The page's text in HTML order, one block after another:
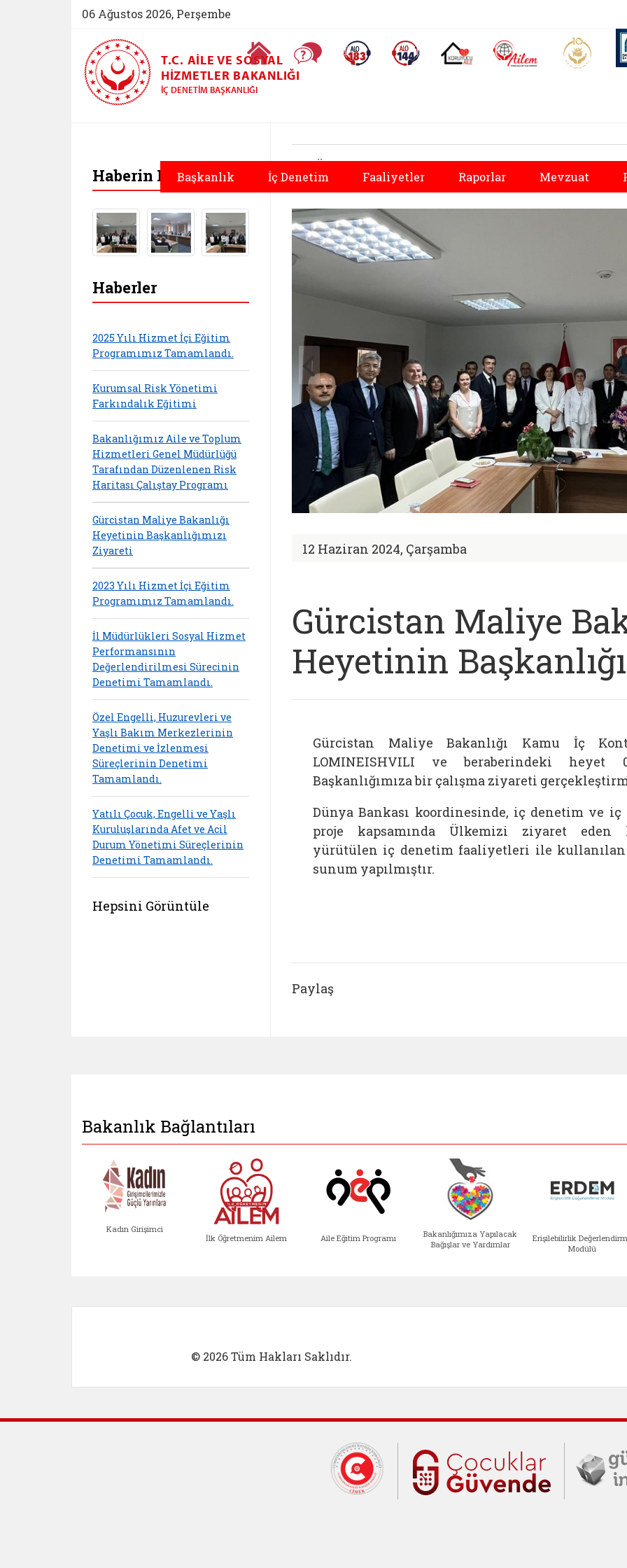
06 Ağustos 2026, Perşembe
Ana Sayfa Sıkça Sorulan SorularAlo 183 (yeni sekmede açılır)Alo 144 (yeni sekmede açılır)Koruyucu Aile (yeni sekmede açılır)
AİLEM İletişim Aile ve
T.C. AILE VE SOSYAL
HIZMETLER BAKANLIĞI
İÇ DENETIM BAŞKANLIĞI
Başkanlık İç Denetim Faaliyetler Raporlar Mevzuat
Önceki
12 Haziran 2024, Çarşamba
Gürcistan Maliye
Heyetinin
Gürcistan Maliye Bakanlığı Kamu İç
LOMINEISHVILI ve beraberindeki
Başkanlığımıza bir çalışma ziyareti
Dünya Bankası koordinesinde, iç denetim ve
proje kapsamında Ülkemizi ziyaret eden
yürütülen iç denetim faaliyetleri ile
sunum yapılmıştır.
Paylaş
Haberin Fotoğrafları
Haberler
2025 Yılı Hizmet İçi Eğitim
Programımız Tamamlandı.
Kurumsal Risk Yönetimi
Farkındalık Eğitimi
Bakanlığımız Aile ve Toplum
Hizmetleri Genel Müdürlüğü
Tarafından Düzenlenen Risk
Haritası Çalıştay Programı
Gürcistan Maliye Bakanlığı
Heyetinin Başkanlığımızı
Ziyareti
2023 Yılı Hizmet İçi Eğitim
Programımız Tamamlandı.
İl Müdürlükleri Sosyal Hizmet
Performansının
Değerlendirilmesi Sürecinin
Denetimi Tamamlandı.
Özel Engelli, Huzurevleri ve
Yaşlı Bakım Merkezlerinin
Denetimi ve İzlenmesi
Süreçlerinin Denetimi
Tamamlandı.
Yatılı Çocuk, Engelli ve Yaşlı
Kuruluşlarında Afet ve Acil
Durum Yönetimi Süreçlerinin
Denetimi Tamamlandı.
Hepsini Görüntüle
Bakanlık Bağlantıları
Kadın Girişimci
İlk Öğretmenim Ailem Aile Eğitim Programı
Bakanlığımıza Yapılacak
Bağışlar ve Yardımlar
Erişilebilirlik
Modülü
© 2026 Tüm Hakları Saklıdır.
Cumhurbaşkanlığı İletişim Merkezi
Çocuklar